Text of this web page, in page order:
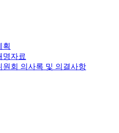
획
명자료
원회 의사록 및 의결사항